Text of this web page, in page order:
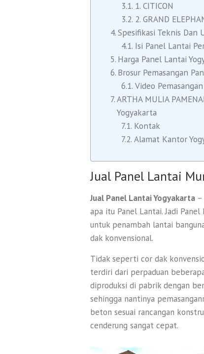
1. CITICON
2. GRAND
Spesifikasi Teknis Dan
Isi Panel Lantai
Harga Panel Lantai
Brosur Pemasangan
Video
ARTHA MULIA
Yogyakarta
Kontak
Alamat Kantor
Jual Panel Lantai
Jual Panel Lantai Yogyakarta
apa itu Panel Lantai. Jadi
untuk penambah lantai
dak konvensional.
Tidak seperti cor dak
terdiri dari perpaduan
diproduksi di pabrik dengan
sehingga nantinya
beton sesuai rancangan
cenderung sangat cepat.